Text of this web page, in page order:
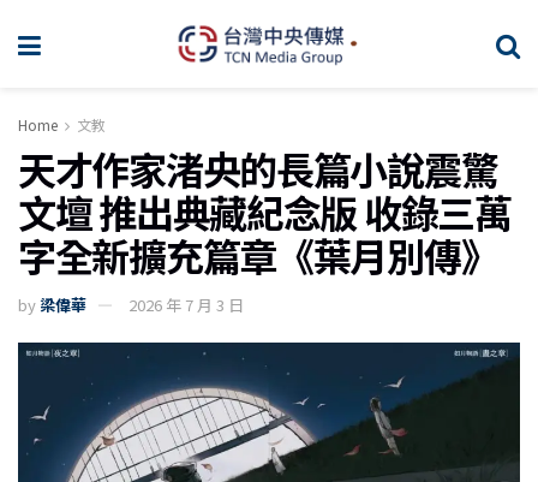
Home 文教
天才作家渚央的長篇小說震驚
文壇 推出典藏紀念版 收錄三萬
字全新擴充篇章《葉月別傳》
by 梁偉華 2026 年 7 月 3 日